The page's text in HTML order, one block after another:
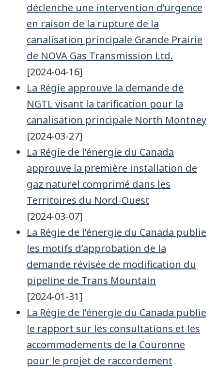
déclenche une intervention d’urgence
en raison de la rupture de la
canalisation principale Grande Prairie
de NOVA Gas Transmission Ltd.
[2024-04-16]
La Régie approuve la demande de
NGTL visant la tarification pour la
canalisation principale North Montney
[2024-03-27]
La Régie de l’énergie du Canada
approuve la première installation de
gaz naturel comprimé dans les
Territoires du Nord-Ouest
[2024-03-07]
La Régie de l’énergie du Canada publie
les motifs d’approbation de la
demande révisée de modification du
pipeline de Trans Mountain
[2024-01-31]
La Régie de l’énergie du Canada publie
le rapport sur les consultations et les
accommodements de la Couronne
pour le projet de raccordement